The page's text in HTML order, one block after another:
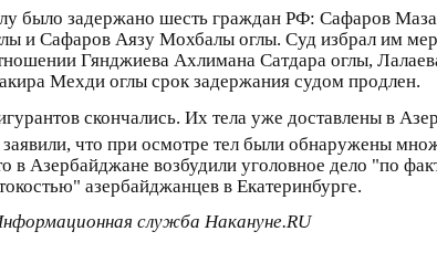
было задержано шесть граждан РФ: Сафаров
и Сафаров Аязу Мохбалы оглы. Суд избрал им
Гянджиева Ахлимана Сатдара оглы,
Мехди оглы срок задержания судом продлен.
скончались. Их тела уже доставлены в
что при осмотре тел были обнаружены
в Азербайджане возбудили уголовное дело "по
азербайджанцев в Екатеринбурге.
служба Накануне.RU